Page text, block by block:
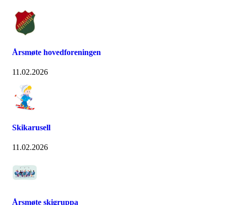
Årsmøte hovedforeningen
11.02.2026
Skikarusell
11.02.2026
Årsmøte skigruppa